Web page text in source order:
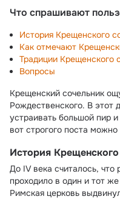
Что спрашивают
История Крещенского
Как отмечают
Традиции Крещенского
Вопросы
Крещенский сочельник
Рождественского. В этот
устраивать большой пир
вот строгого поста
История
До IV века считалось,
проходило в один и тот
Римская церковь